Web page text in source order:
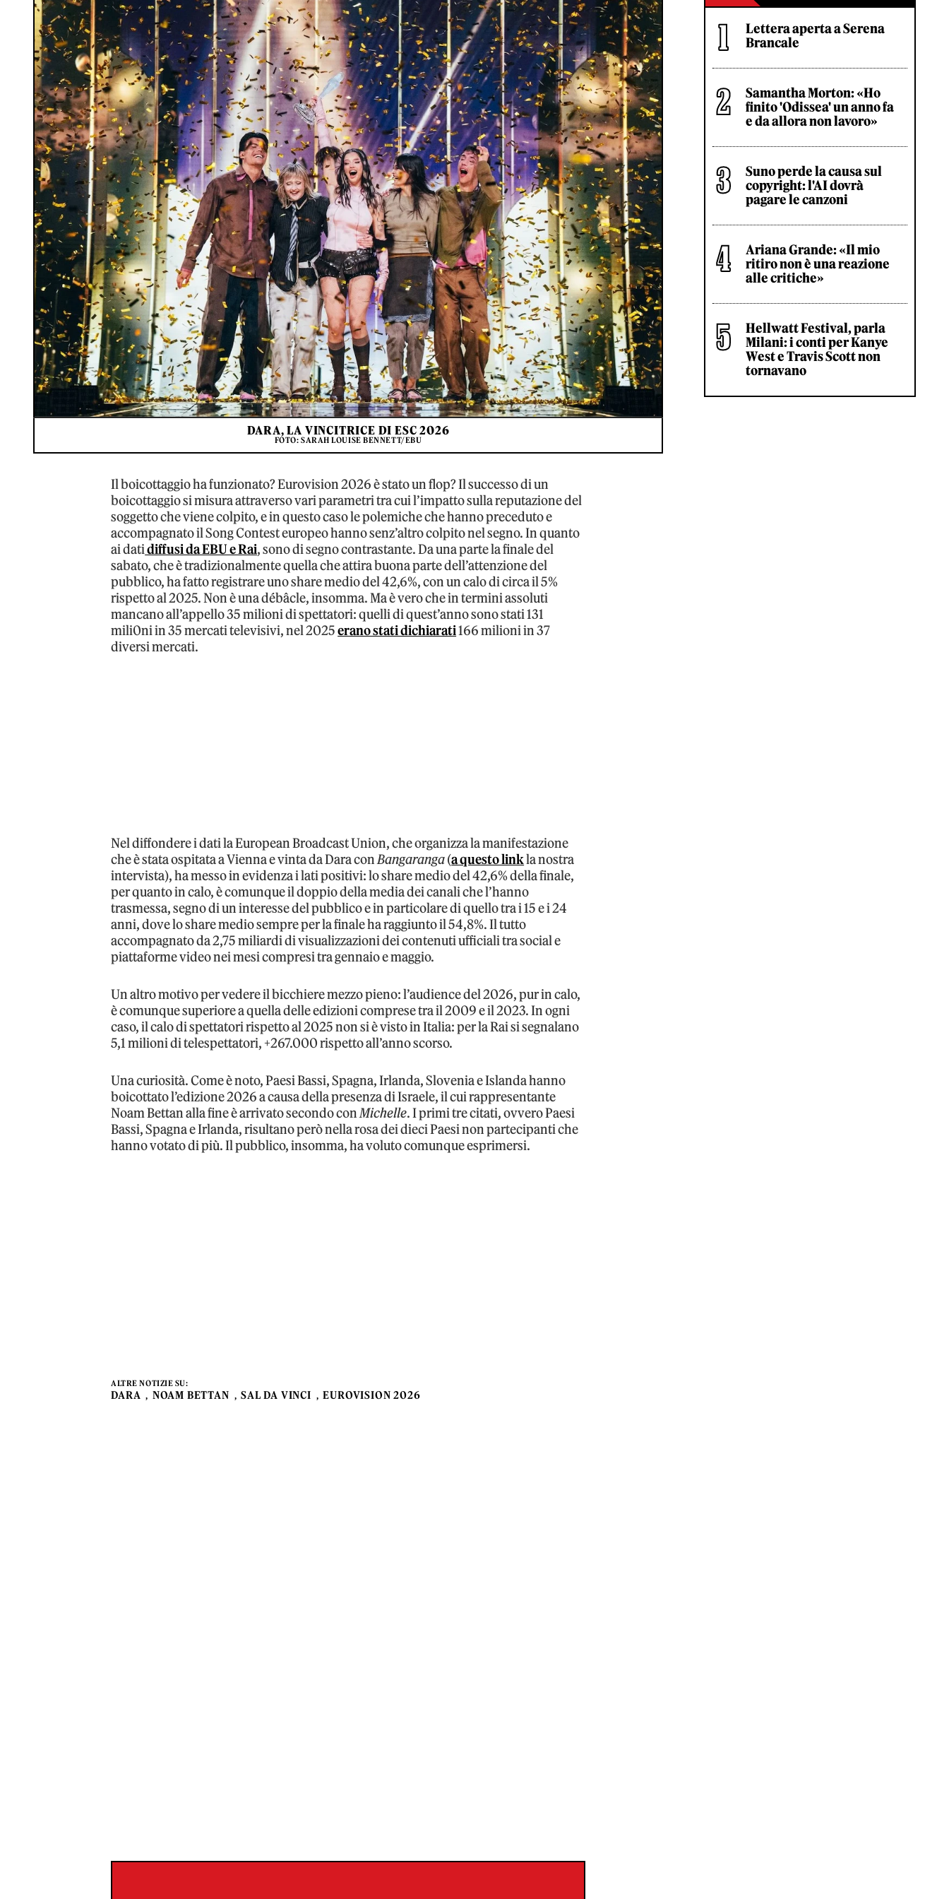
DARA, LA VINCITRICE DI ESC 2026
FOTO: SARAH LOUISE BENNETT/EBU
Il boicottaggio ha funzionato? Eurovision 2026 è stato un flop? Il successo di un
boicottaggio si misura attraverso vari parametri tra cui l’impatto sulla reputazione del
soggetto che viene colpito, e in questo caso le polemiche che hanno preceduto e
accompagnato il Song Contest europeo hanno senz’altro colpito nel segno. In quanto
ai datidiffusi da EBU e Rai, sono di segno contrastante. Da una parte la finale del
sabato, che è tradizionalmente quella che attira buona parte dell’attenzione del
pubblico, ha fatto registrare uno share medio del 42,6%, con un calo di circa il 5%
rispetto al 2025. Non è una débâcle, insomma. Ma è vero che in termini assoluti
mancano all’appello 35 milioni di spettatori: quelli di quest’anno sono stati 131
mili0ni in 35 mercati televisivi, nel 2025erano stati dichiarati166 milioni in 37
diversi mercati.
Nel diffondere i dati la European Broadcast Union, che organizza la manifestazione
che è stata ospitata a Vienna e vinta da Dara conBangaranga(a questo linkla nostra
intervista), ha messo in evidenza i lati positivi: lo share medio del 42,6% della finale,
per quanto in calo, è comunque il doppio della media dei canali che l’hanno
trasmessa, segno di un interesse del pubblico e in particolare di quello tra i 15 e i 24
anni, dove lo share medio sempre per la finale ha raggiunto il 54,8%. Il tutto
accompagnato da 2,75 miliardi di visualizzazioni dei contenuti ufficiali tra social e
piattaforme video nei mesi compresi tra gennaio e maggio.
Un altro motivo per vedere il bicchiere mezzo pieno: l’audience del 2026, pur in calo,
è comunque superiore a quella delle edizioni comprese tra il 2009 e il 2023. In ogni
caso, il calo di spettatori rispetto al 2025 non si è visto in Italia: per la Rai si segnalano
5,1 milioni di telespettatori, +267.000 rispetto all’anno scorso.
Una curiosità. Come è noto, Paesi Bassi, Spagna, Irlanda, Slovenia e Islanda hanno
boicottato l’edizione 2026 a causa della presenza di Israele, il cui rappresentante
Noam Bettan alla fine è arrivato secondo conMichelle. I primi tre citati, ovvero Paesi
Bassi, Spagna e Irlanda, risultano però nella rosa dei dieci Paesi non partecipanti che
hanno votato di più. Il pubblico, insomma, ha voluto comunque esprimersi.
ALTRE NOTIZIE SU:
DARA NOAM BETTAN SAL DA VINCI EUROVISION 2026
Lettera aperta a Serena
Brancale
Samantha Morton: «Ho
finito 'Odissea' un anno fa
e da allora non lavoro»
Suno perde la causa sul
copyright: l'AI dovrà
pagare le canzoni
Ariana Grande: «Il mio
ritiro non è una reazione
alle critiche»
Hellwatt Festival, parla
Milani: i conti per Kanye
West e Travis Scott non
tornavano